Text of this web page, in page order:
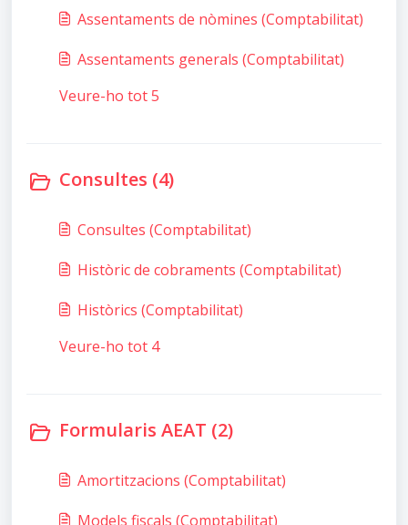
Assentaments de nòmines (Comptabilitat)
Assentaments generals (Comptabilitat)
Veure-ho tot 5
Consultes (4)
Consultes (Comptabilitat)
Històric de cobraments (Comptabilitat)
Històrics (Comptabilitat)
Veure-ho tot 4
Formularis AEAT (2)
Amortitzacions (Comptabilitat)
Models fiscals (Comptabilitat)